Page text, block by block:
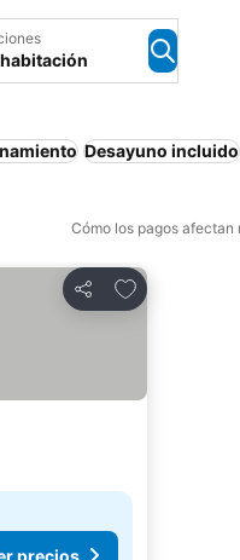
Desayuno incluido
Cómo los pagos afectan
Compartir
Agregar a
precios